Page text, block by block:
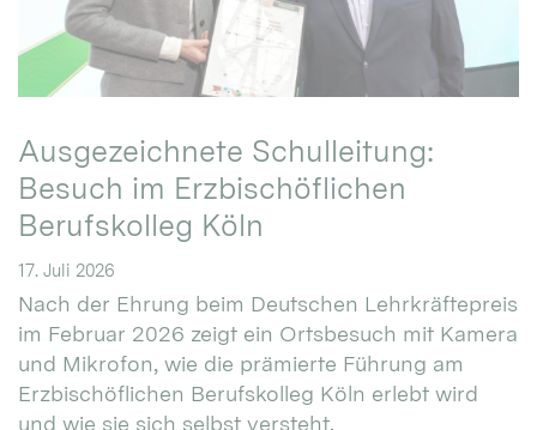
Ausgezeichnete Schulleitung:
Besuch im Erzbischöflichen
Berufskolleg Köln
17. Juli 2026
Nach der Ehrung beim Deutschen Lehrkräftepreis
im Februar 2026 zeigt ein Ortsbesuch mit Kamera
und Mikrofon, wie die prämierte Führung am
Erzbischöflichen Berufskolleg Köln erlebt wird
und wie sie sich selbst versteht.